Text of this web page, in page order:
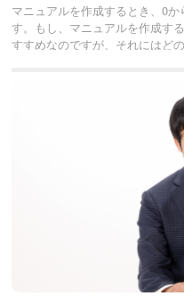
マニュアルを作成するとき、0
す。もし、マニュアルを作成す
すすめなのですが、それにはど
おすすめテンプレートを紹介し
ートを探している方は必見です